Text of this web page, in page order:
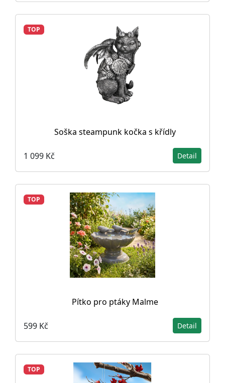
TOP
Soška steampunk kočka s křídly
1 099 Kč Detail
TOP
Pítko pro ptáky Malme
599 Kč Detail
TOP